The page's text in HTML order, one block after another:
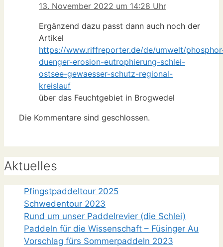
13. November 2022 um 14:28 Uhr
Ergänzend dazu passt dann auch noch der
Artikel
https://www.riffreporter.de/de/umwelt/
duenger-erosion-eutrophierung-schlei-
ostsee-gewaesser-schutz-regional-
kreislauf
über das Feuchtgebiet in Brogwedel
Die Kommentare sind geschlossen.
Aktuelles
Pfingstpaddeltour 2025
Schwedentour 2023
Rund um unser Paddelrevier (die Schlei)
Paddeln für die Wissenschaft – Füsinger Au
Vorschlag fürs Sommerpaddeln 2023